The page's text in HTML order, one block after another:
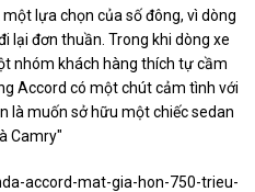
lựa chọn của số đông, vì dòng
lại đơn thuần. Trong khi dòng xe
nhóm khách hàng thích tự cầm
Accord có một chút cảm tình với
là muốn sở hữu một chiếc sedan
Camry"
accord-mat-gia-hon-750-trieu-